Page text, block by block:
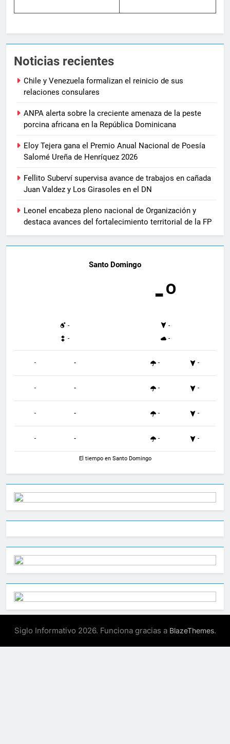
Noticias recientes
Chile y Venezuela formalizan el reinicio de sus
relaciones consulares
ANPA alerta sobre la creciente amenaza de la peste
porcina africana en la República Dominicana
Eloy Tejera gana el Premio Anual Nacional de Poesía
Salomé Ureña de Henríquez 2026
Fellito Suberví supervisa avance de trabajos en cañada
Juan Valdez y Los Girasoles en el DN
Leonel encabeza pleno nacional de Organización y
destaca avances del fortalecimiento territorial de la FP
Santo Domingo
-º
-
-
-
-
- - - -
- - - -
- - - -
- - - -
El tiempo en Santo Domingo
Siglo Informativo 2026. Funciona gracias a BlazeThemes.